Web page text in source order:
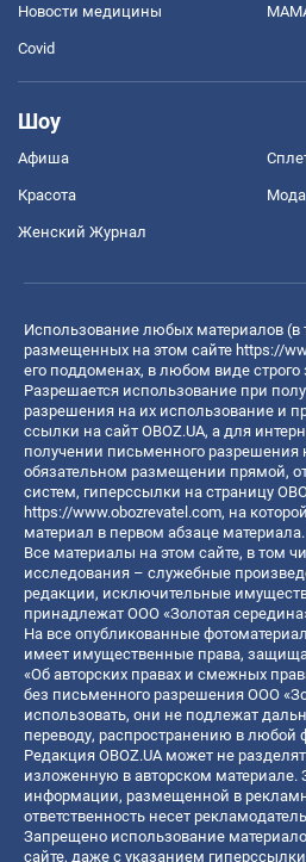
Новости медицины
Covid
Шоу
Афиша
Красота Мода
Женский Журнал
Использование любых материалов (в
размещенных на этом сайте https://
его поддоменах, в любом виде строго
Разрешается использование при
разрешения на их использование и
ссылки на сайт OBOZ.UA, а для
получении письменного разрешения
обязательном размещении прямой,
систем, гиперссылки на страницу
https://www.obozrevatel.com, на
материал в первом абзаце материала.
Все материалы на этом сайте, в том
исследования – служебные
редакции, исключительные
принадлежат ООО «Золотая
На все опубликованные
имеет имущественные права,
«Об авторских правах и смежных
без письменного разрешения ООО
использовать, они не подлежат
переводу, распространению в любой
Редакция OBOZ.UA может не
изложенную в авторском материале.
информации, размещенной в
ответственность несет
Запрещено использование
сайте, даже с указанием гиперссылки